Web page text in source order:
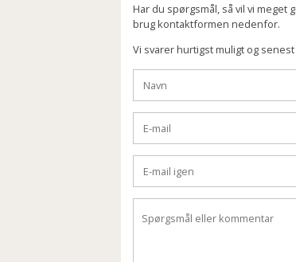
Har du spørgsmål, så vil vi meget
brug kontaktformen nedenfor.
Vi svarer hurtigst muligt og